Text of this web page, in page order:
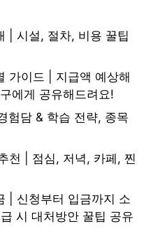
| 시설, 절차, 비용 꿀팁
가이드 | 지급액 예상해
에게 공유해드려요!
험담 & 학습 전략, 종목
천 | 점심, 저녁, 카페, 찐
| 신청부터 입금까지 소
시 대처방안 꿀팁 공유